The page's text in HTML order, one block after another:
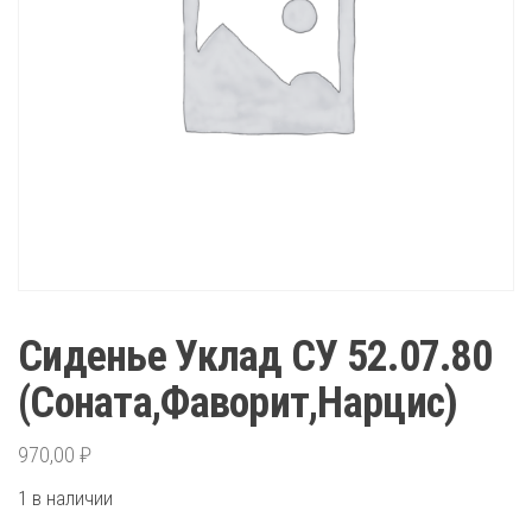
Сиденье Уклад СУ 52.07.80
(Соната,Фаворит,Нарцис)
970,00 ₽
1 в наличии